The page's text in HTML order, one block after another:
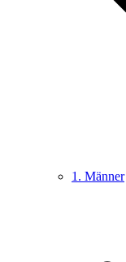
1. Männer